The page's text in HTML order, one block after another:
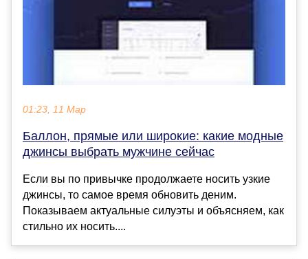
01:23, 11 Мар
Баллон, прямые или широкие: какие модные
джинсы выбрать мужчине сейчас
Если вы по привычке продолжаете носить узкие
джинсы, то самое время обновить деним.
Показываем актуальные силуэты и объясняем, как
стильно их носить....